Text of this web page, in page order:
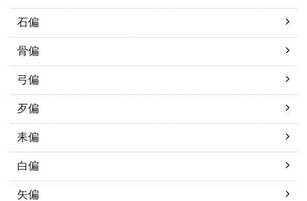
石偏
骨偏
弓偏
歹偏
耒偏
白偏
矢偏